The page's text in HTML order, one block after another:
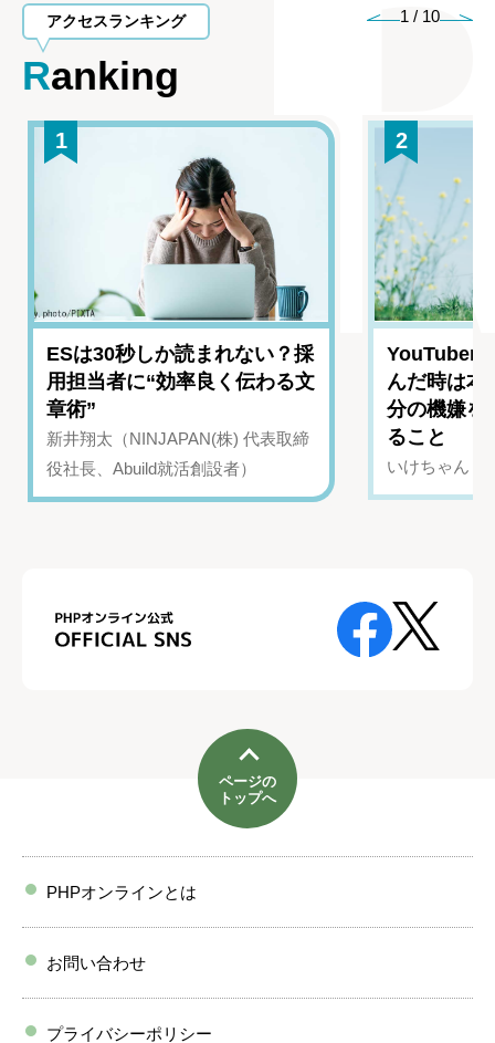
アクセスランキング
Ranking
1 / 10
1
ESは30秒しか読まれない？採
用担当者に“効率良く伝わる文
章術”
新井翔太（NINJAPAN(株) 代表取締
役社長、Abuild就活創設者）
2
YouTuber
んだ時は
分の機嫌を
ること
いけちゃん（
ページの
トップへ
PHPオンラインとは
お問い合わせ
プライバシーポリシー